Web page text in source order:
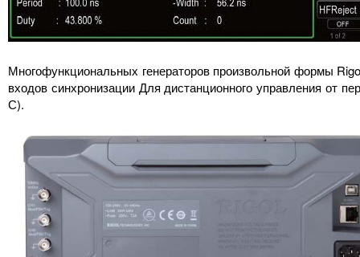
Многофункциональных генераторов произвольной формы
входов синхронизации Для дистанционного управления от
С).